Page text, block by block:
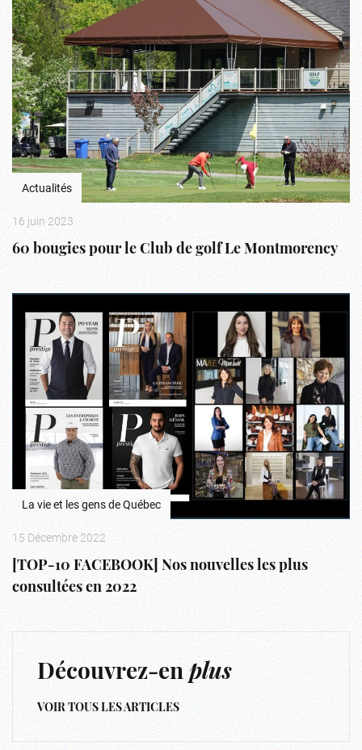
Actualités
16 juin 2023
60 bougies pour le Club de golf Le Montmorency
La vie et les gens de Québec
15 Décembre 2022
[TOP-10 FACEBOOK] Nos nouvelles les plus
consultées en 2022
Découvrez-enplus
VOIR TOUS LES ARTICLES